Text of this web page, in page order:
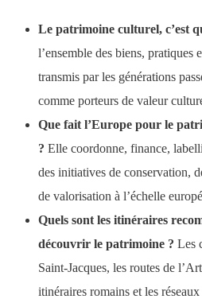
Le patrimoine culturel, c’est
l’ensemble des biens, pratiques
transmis par les générations
comme porteurs de valeur
Que fait l’Europe pour le
? Elle coordonne, finance,
des initiatives de conservation,
de valorisation à l’échelle
Quels sont les itinéraires
découvrir le patrimoine ? Les
Saint-Jacques, les routes de
itinéraires romains et les